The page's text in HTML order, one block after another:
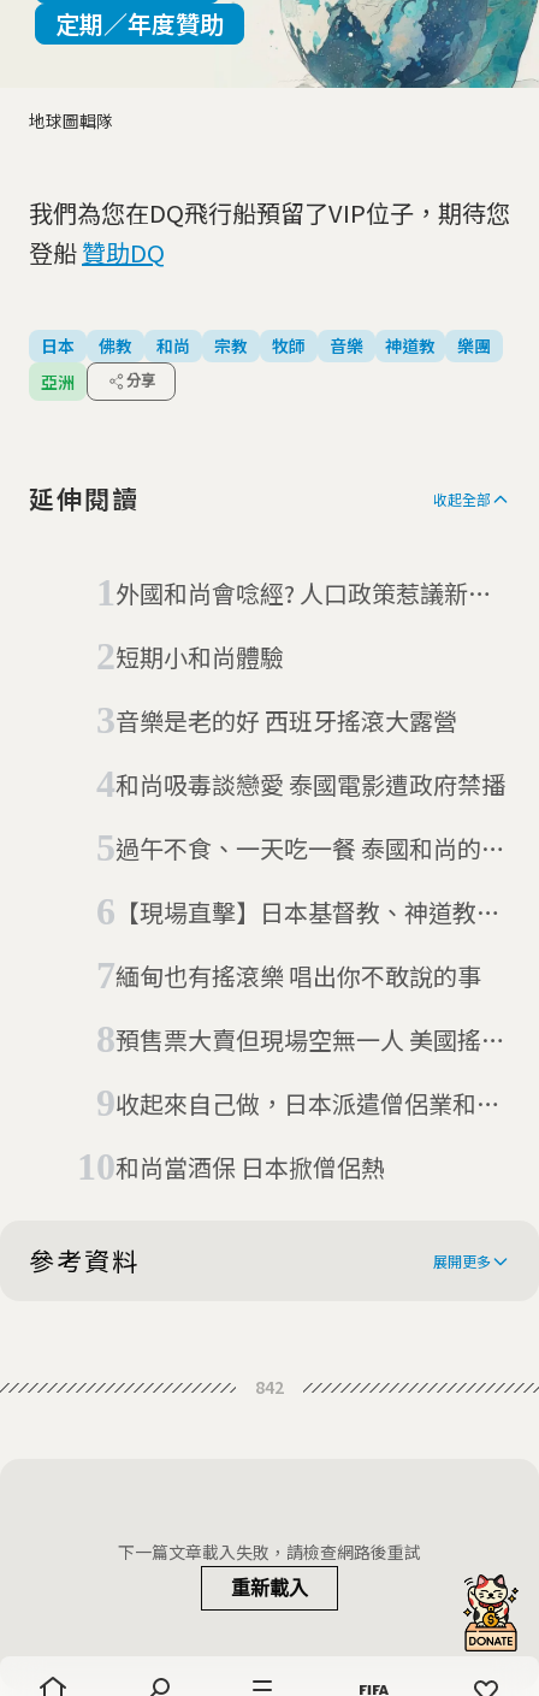
地球圖輯隊
定期／年度贊助
我們為您在DQ飛行船預留了VIP位子，期待您
登船贊助DQ
日本 佛教 和尚 宗教 牧師 音樂 神道教
樂團
亞洲
分享
延伸閱讀 收起全部
外國和尚會唸經? 人口政策惹議新加
短期小和尚體驗
音樂是老的好 西班牙搖滾大露營
和尚吸毒談戀愛 泰國電影遭政府禁播
過午不食、一天吃一餐 泰國和尚的過
【現場直擊】日本基督教、神道教、
力量讓想結婚的人都可以辦婚禮
緬甸也有搖滾樂 唱出你不敢說的事
預售票大賣但現場空無一人 美國搖滾
收起來自己做，日本派遣僧侶業和亞
和尚當酒保 日本掀僧侶熱
參考資料 展開更多
spread message
842
下一篇文章載入失敗，請檢查網路後重試
重新載入